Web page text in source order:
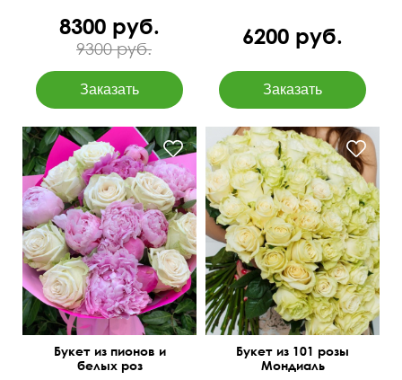
8300 руб.
9300 руб. 6200 руб.
Современная упаковка
Букет из пионов и
белых роз
Крупные бутоны
Букет из 101 розы
Мондиаль